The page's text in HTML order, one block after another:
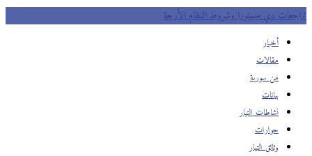
تراجعات دي ميستورا وشروط النظام الأربعة
أخبار
مقالات
من سورية
بيانات
نشاطات التيار
حوارات
وثائق التيار